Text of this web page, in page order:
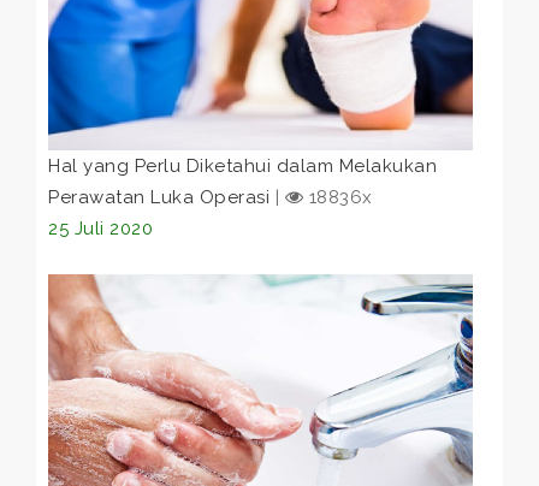
Hal yang Perlu Diketahui dalam Melakukan
Perawatan Luka Operasi |
18836x
25 Juli 2020